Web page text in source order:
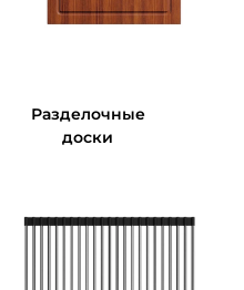
Разделочные
доски